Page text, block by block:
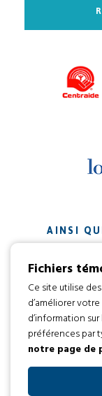
AINSI
Tous
Fichiers
Ce site utilise
d’améliorer
d’information
préférences par
notre page de